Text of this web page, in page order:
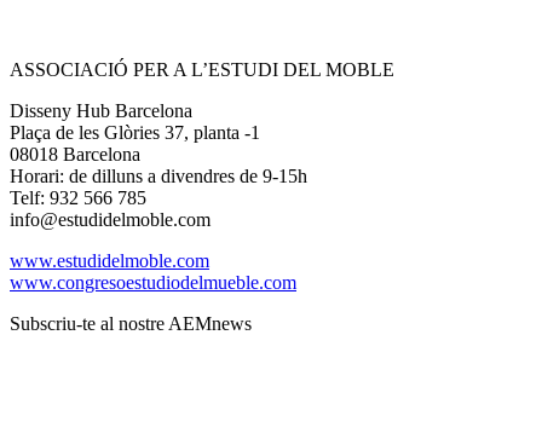
ASSOCIACIÓ PER A L’ESTUDI DEL MOBLE
Disseny Hub Barcelona
Plaça de les Glòries 37, planta -1
08018 Barcelona
Horari: de dilluns a divendres de 9-15h
Telf: 932 566 785
info@estudidelmoble.com
www.estudidelmoble.com
www.congresoestudiodelmueble.com
Subscriu-te al nostre AEMnews